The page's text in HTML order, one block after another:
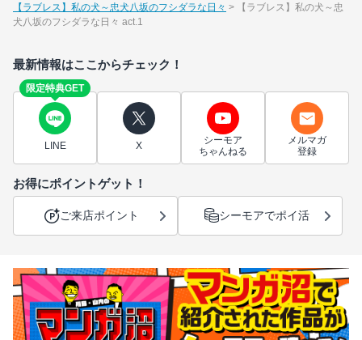
【ラブレス】私の犬～忠犬八坂のフシダラな日々
【ラブレス】私の犬～忠
犬八坂のフシダラな日々 act.1
最新情報はここからチェック！
限定特典GET
LINE X
シーモア
ちゃんねる
メルマガ
登録
お得にポイントゲット！
ご来店ポイント シーモアでポイ活